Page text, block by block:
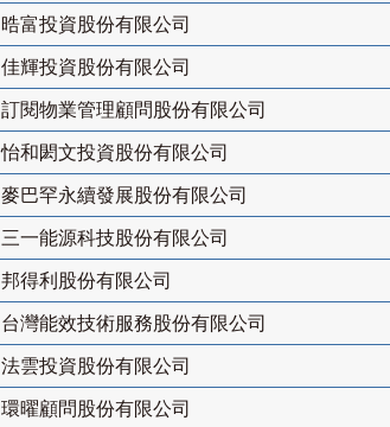
晧富投資股份有限公司
佳輝投資股份有限公司
訂閱物業管理顧問股份有限公司
怡和閎文投資股份有限公司
麥巴罕永續發展股份有限公司
三一能源科技股份有限公司
邦得利股份有限公司
台灣能效技術服務股份有限公司
法雲投資股份有限公司
環曜顧問股份有限公司